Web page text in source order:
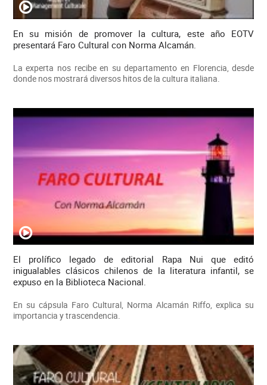
En su misión de promover la cultura, este año EOTV
presentará Faro Cultural con Norma Alcamán.
La experta nos recibe en su departamento en Florencia, desde
donde nos mostrará diversos hitos de la cultura italiana.
El prolífico legado de editorial Rapa Nui que editó
inigualables clásicos chilenos de la literatura infantil, se
expuso en la Biblioteca Nacional.
En su cápsula Faro Cultural, Norma Alcamán Riffo, explica su
importancia y trascendencia.